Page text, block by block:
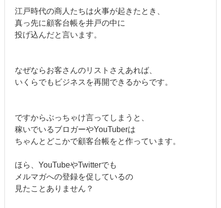
江戸時代の商人たちは火事が起きたとき、
真っ先に顧客台帳を井戸の中に
投げ込んだと言います。
なぜならお客さんのリストさえあれば、
いくらでもビジネスを再開できるからです。
ですからぶっちゃけ言ってしまうと、
稼いでいるブロガーやYouTuberは
ちゃんとどこかで顧客台帳をと作っています。
ほら、YouTubeやTwitterでも
メルマガへの登録を促しているの
見たことありません？